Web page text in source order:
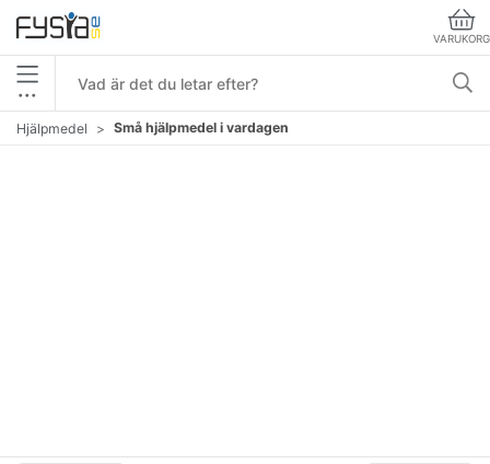
VARUKORG
•••
Hjälpmedel Små hjälpmedel i vardagen